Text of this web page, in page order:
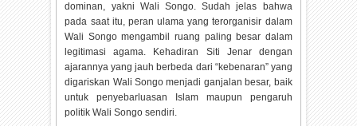
dominan, yakni Wali Songo. Sudah jelas bahwa
pada saat itu, peran ulama yang terorganisir dalam
Wali Songo mengambil ruang paling besar dalam
legitimasi agama. Kehadiran Siti Jenar dengan
ajarannya yang jauh berbeda dari “kebenaran” yang
digariskan Wali Songo menjadi ganjalan besar, baik
untuk penyebarluasan Islam maupun pengaruh
politik Wali Songo sendiri.